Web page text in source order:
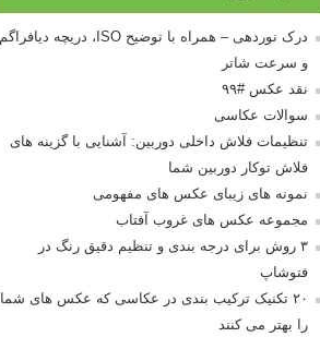
درک نوردهی – همراه با توضیح ISO، دریچه دیافراگم
و سرعت شاتر
نقد عکس #۹۹
سوالات عکاسی
تنظیمات فلاش داخلی دوربین: آشنایی با گزینه های
فلاش توکار دوربین شما
نمونه های زیبای عکس های مفهومی
مجموعه عکس های غروب آفتاب
۳ روش برای درجه بندی و تنظیم دقیق رنگ در
فتوشاپ
۲۰ تکنیک ترکیب بندی در عکاسی که عکس های شما
را بهتر می کنند